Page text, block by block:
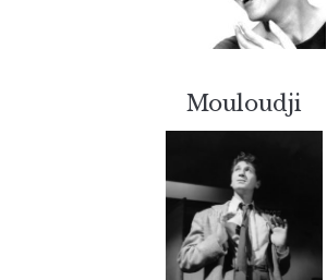
Mouloudji